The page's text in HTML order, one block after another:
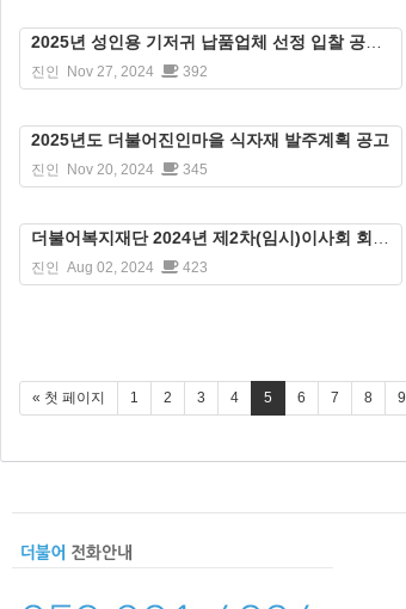
2025년 성인용 기저귀 납품업체 선정 입찰 공고문
진인 Nov 27, 2024 392
2025년도 더불어진인마을 식자재 발주계획 공고
진인 Nov 20, 2024 345
더불어복지재단 2024년 제2차(임시)이사회 회의록
진인 Aug 02, 2024 423
« 첫 페이지 1 2 3 4 5 6 7 8 9